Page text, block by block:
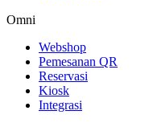
Omni
Webshop
Pemesanan QR
Reservasi
Kiosk
Integrasi